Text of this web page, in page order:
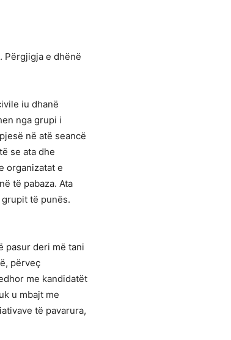
Përgjigja e dhënë
iu dhanë
nga grupi i
në atë seancë
se ata dhe
organizatat e
të pabaza. Ata
të punës.
pasur deri më tani
përveç
me kandidatët
u mbajt me
të pavarura,